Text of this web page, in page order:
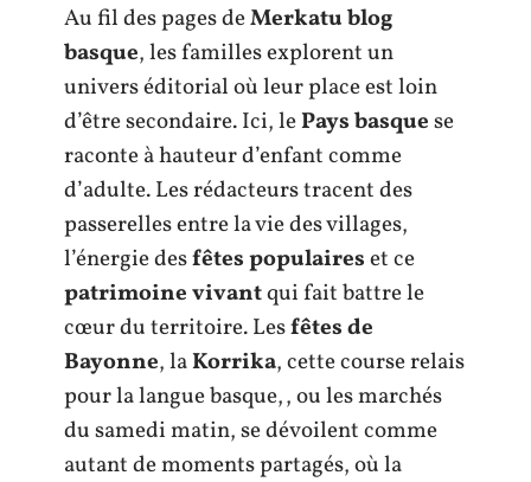
Au fil des pages deMerkatu blog
basque, les familles explorent un
univers éditorial où leur place est loin
d’être secondaire. Ici, lePays basquese
raconte à hauteur d’enfant comme
d’adulte. Les rédacteurs tracent des
passerelles entre la vie des villages,
l’énergie desfêtes populaireset ce
patrimoine vivantqui fait battre le
cœur du territoire. Lesfêtes de
Bayonne, laKorrika, cette course relais
pour la langue basque,, ou les marchés
du samedi matin, se dévoilent comme
autant de moments partagés, où la